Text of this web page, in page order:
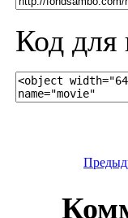
Код для